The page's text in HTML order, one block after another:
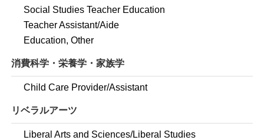
Social Studies Teacher Education
Teacher Assistant/Aide
Education, Other
消費科学・栄養学・家族学
Child Care Provider/Assistant
リベラルアーツ
Liberal Arts and Sciences/Liberal Studies